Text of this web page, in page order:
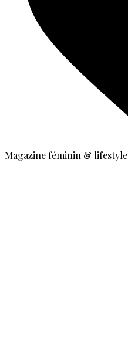
Magazine féminin & lifestyle